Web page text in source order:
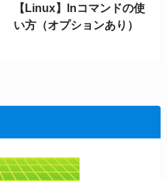
【Linux】lnコマンドの使
い方（オプションあり）